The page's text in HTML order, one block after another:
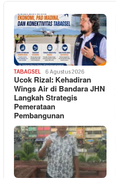
TABAGSEL 6 Agustus 2026
Ucok Rizal: Kehadiran
Wings Air di Bandara JHN
Langkah Strategis
Pemerataan
Pembangunan